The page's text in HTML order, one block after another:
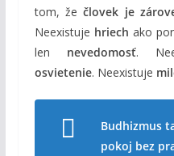
tom, žečlovek je
Neexistuje hriech ako
len nevedomosť.
osvietenie. Neexistuje
Budhizmus
pokoj bez